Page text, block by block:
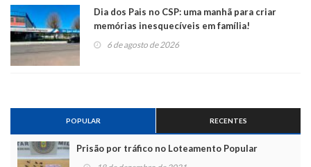
Dia dos Pais no CSP: uma manhã para criar
memórias inesquecíveis em família!
6 de agosto de 2026
POPULAR RECENTES
Prisão por tráfico no Loteamento Popular